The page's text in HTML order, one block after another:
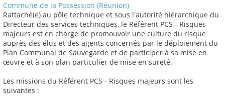
Commune de la Possession (Réunion)
Rattaché(e) au pôle technique et sous l'autorité hiérarchique du
Directeur des services techniques, le Référent PCS - Risques
majeurs est en charge de promouvoir une culture du risque
auprès des élus et des agents concernés par le déploiement du
Plan Communal de Sauvegarde et de participer à sa mise en
œuvre et à son plan particulier de mise en sureté.
Les missions du Référent PCS - Risques majeurs sont les
suivantes :